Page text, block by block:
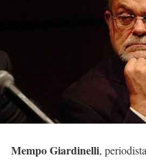
Mempo Giardinelli,